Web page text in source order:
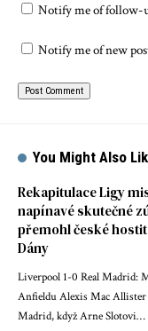
Notify me of follow-
Notify me of new
You Might Also
Rekapitulace Ligy
napínavé skutečné
přemohl české
Dány
Liverpool 1-0 Real Madrid:
Anfieldu Alexis Mac
Madrid, když Arne Slotovi…